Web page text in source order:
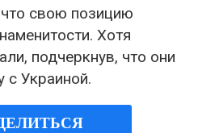
свою позицию
Хотя
подчеркнув, что они
с Украиной.